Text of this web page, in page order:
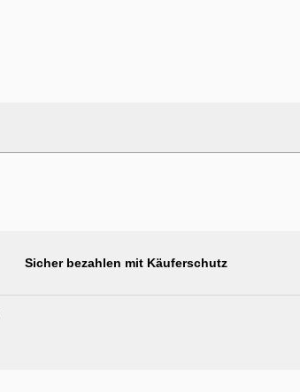
Sicher bezahlen mit Käuferschutz